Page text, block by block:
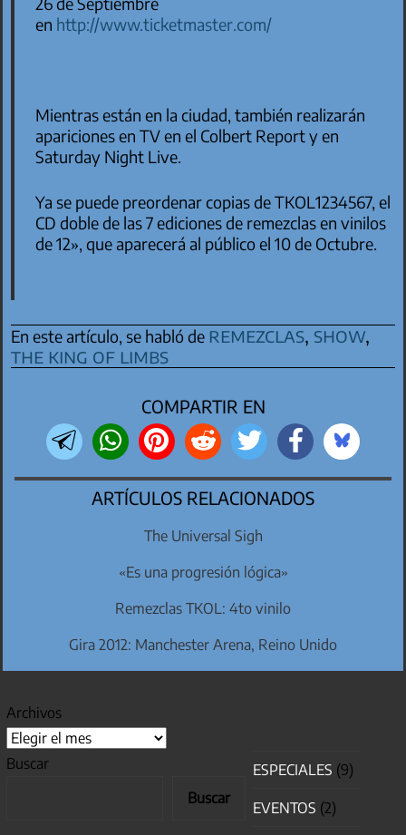
en http://www.ticketmaster.com/
Mientras están en la ciudad, también realizarán
apariciones en TV en el Colbert Reporty en
Saturday Night Live.
Ya se puede preordenar copias de TKOL1234567, el
CD doble de las 7 ediciones de remezclas en vinilos
de 12», que aparecerá al público el 10 de Octubre.
En este artículo, se habló de remezclas, show,
the king of limbs
COMPARTIR EN
ARTÍCULOS RELACIONADOS
The Universal Sigh
«Es una progresión lógica»
Remezclas TKOL: 4to vinilo
Gira 2012: Manchester Arena, Reino Unido
Archivos
Buscar
Buscar
ESPECIALES (9)
EVENTOS (2)